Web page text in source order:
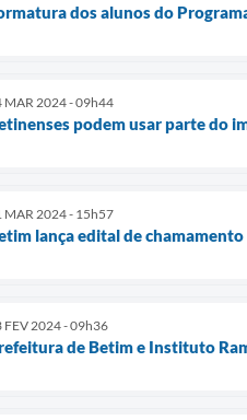
dos alunos do
MAR 2024 - 09h44
podem usar parte do
MAR 2024 - 15h57
lança edital de
FEV 2024 - 09h36
de Betim e Instituto